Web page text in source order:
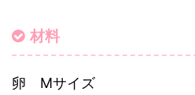
材料
卵 Mサイズ